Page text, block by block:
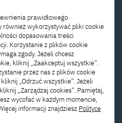
aby
odpowiedzi
swoje pytania.
Aplikuj teraz!
prawidłowego
również wykorzystywać pliki cookie
dopasowania treści
Korzystanie z plików cookie
zgody. Jeżeli chcesz
kliknij „Zaakceptuj wszystkie”.
przez nas z plików cookie
„Odrzuć wszystkie”. Jeżeli
„Zarządzaj cookies”. Pamiętaj,
wycofać w każdym momencie,
informacji znajdziesz Polityce